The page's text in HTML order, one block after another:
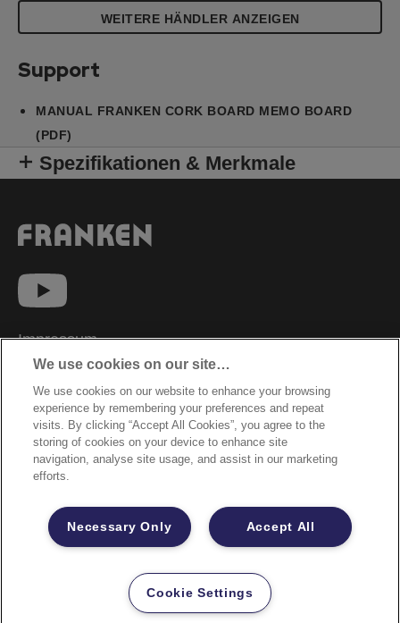
WEITERE HÄNDLER ANZEIGEN
Support
MANUAL FRANKEN CORK BOARD MEMO BOARD
(PDF)
Spezifikationen & Merkmale
Impressum
Datenschutzhinweise
Datenzugriffsberechtigung
Sicherheitsdatenblätter
Cookie Richtlinie
Rechtliche Hinweise
Garantiebestimmungen
Site Map
©2026 ACCO Brands
We use cookies on our site…
We use cookies on our website to enhance your browsing
experience by remembering your preferences and repeat
visits. By clicking “Accept All Cookies”, you agree to the
storing of cookies on your device to enhance site
navigation, analyse site usage, and assist in our marketing
efforts.
Accept All
Necessary Only
Cookie Settings